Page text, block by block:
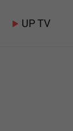
UP TV